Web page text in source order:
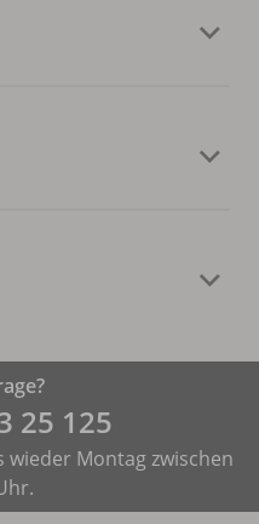
25 125
wieder Montag zwischen